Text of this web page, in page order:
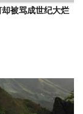
被骂成世纪大烂